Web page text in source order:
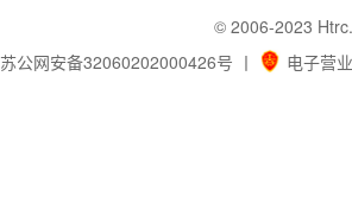
© 2006-2023
苏公网安备32060202000426号 丨 电子营